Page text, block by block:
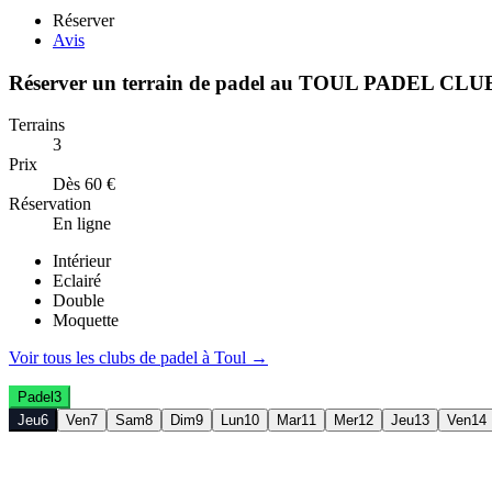
Réserver
Avis
Réserver un terrain de padel au TOUL PADEL
Terrains
3
Prix
Dès 60 €
Réservation
En ligne
Intérieur
Eclairé
Double
Moquette
Voir tous les clubs de padel à Toul →
Padel 3
Jeu6 Ven7 Sam8 Dim9 Lun10 Mar11 Mer12 Jeu13 Ven14